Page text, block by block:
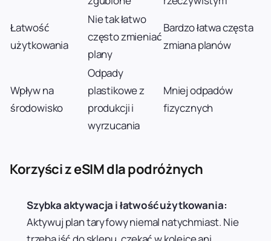
Łatwość
użytkowania
Nie tak łatwo
często zmieniać
plany
Bardzo łatwa częsta
zmiana planów
Wpływ na
środowisko
Odpady
plastikowe z
produkcji i
wyrzucania
Mniej odpadów
fizycznych
Korzyści z eSIM dla podróżnych
Szybka aktywacja i łatwość użytkowania:
Aktywuj plan taryfowy niemal natychmiast. Nie